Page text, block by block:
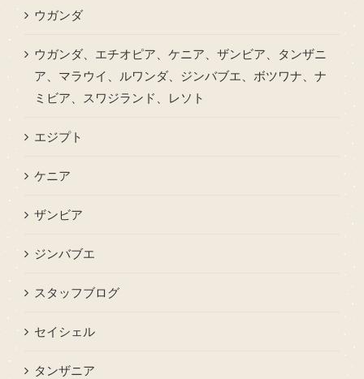
ウガンダ
ウガンダ、エチオピア、ケニア、ザンビア、タンザニ
ア、マラウイ、ルワンダ、ジンバブエ、ボツワナ、ナ
ミビア、スワジランド、レソト
エジプト
ケニア
ザンビア
ジンバブエ
スタッフブログ
セイシェル
タンザニア